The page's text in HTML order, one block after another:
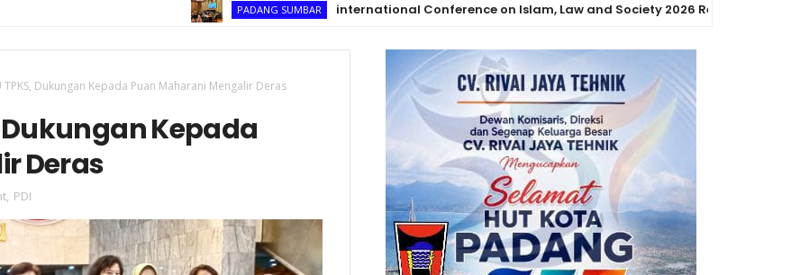
PADANG SUMBAR international Conference on Islam, Law and Society 2026 Resmi Digelar di
TPKS, Dukungan Kepada Puan Maharani Mengalir Deras
Dukungan Kepada
Deras
, PDI